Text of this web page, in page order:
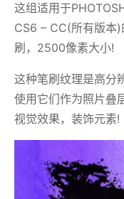
这组适用于
CS6 – CC(所有版本
刷，2500像素大小!
这种笔刷纹理是高分
使用它们作为照片叠
视觉效果，装饰元素!